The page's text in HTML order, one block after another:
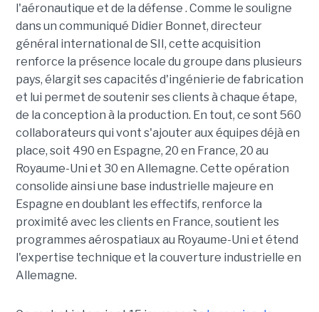
l'aéronautique et de la défense . Comme le souligne
dans un communiqué Didier Bonnet, directeur
général international de SII, cette acquisition
renforce la présence locale du groupe dans plusieurs
pays, élargit ses capacités d'ingénierie de fabrication
et lui permet de soutenir ses clients à chaque étape,
de la conception à la production. En tout, ce sont 560
collaborateurs qui vont s'ajouter aux équipes déjà en
place, soit 490 en Espagne, 20 en France, 20 au
Royaume-Uni et 30 en Allemagne. Cette opération
consolide ainsi une base industrielle majeure en
Espagne en doublant les effectifs, renforce la
proximité avec les clients en France, soutient les
programmes aérospatiaux au Royaume-Uni et étend
l'expertise technique et la couverture industrielle en
Allemagne.